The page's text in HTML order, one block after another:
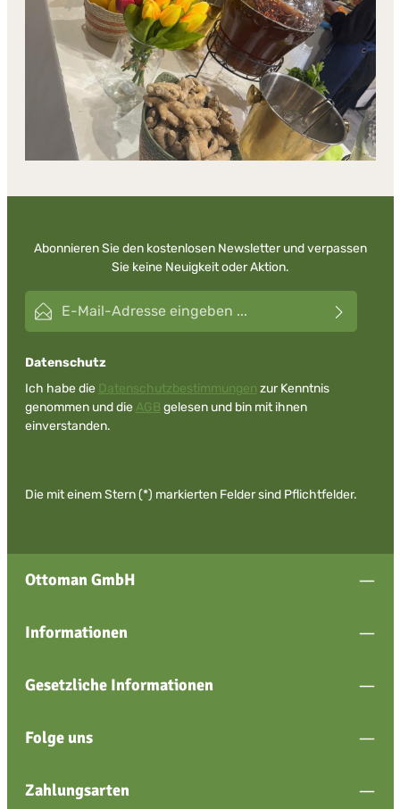
Abonnieren Sie den kostenlosen Newsletter und verpassen
Sie keine Neuigkeit oder Aktion.
E-Mail-Adresse*
Datenschutz
Ich habe die Datenschutzbestimmungen zur Kenntnis
genommen und die AGB gelesen und bin mit ihnen
einverstanden.
Die mit einem Stern (*) markierten Felder sind Pflichtfelder.
Ottoman GmbH
Informationen
Gesetzliche Informationen
Folge uns
Zahlungsarten